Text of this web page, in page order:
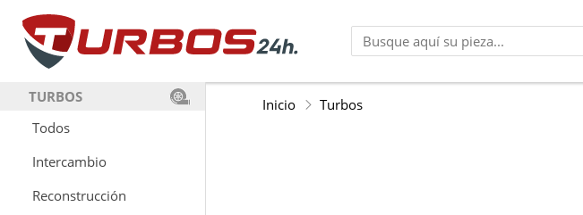
TURBOS
Todos
Intercambio
Reconstrucción
Inicio Turbos